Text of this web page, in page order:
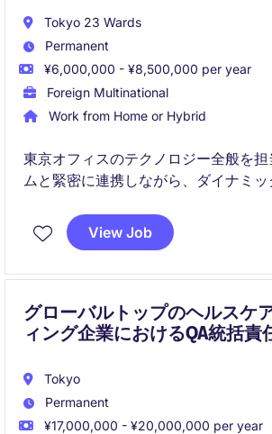
Tokyo 23 Wards
Permanent
¥6,000,000 - ¥8,500,000 per year
Foreign Multinational
Work from Home or Hybrid
東京オフィスのテクノロジー全般を
ムと緊密に連携しながら、ダイナミッ
て活躍できます。日々のIT運用からシ
レードやベンダー対応などのプロジェ
View Job
グローバルトップのヘルスケ
ィング企業におけるQA統括責
Tokyo
Permanent
¥17,000,000 - ¥20,000,000 per year